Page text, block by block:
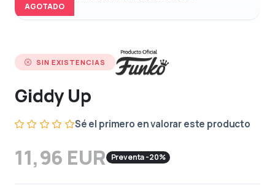
AGOTADO
SIN EXISTENCIAS
Giddy Up
Sé el primero en valorar este producto
11,96 EUR Preventa -20%